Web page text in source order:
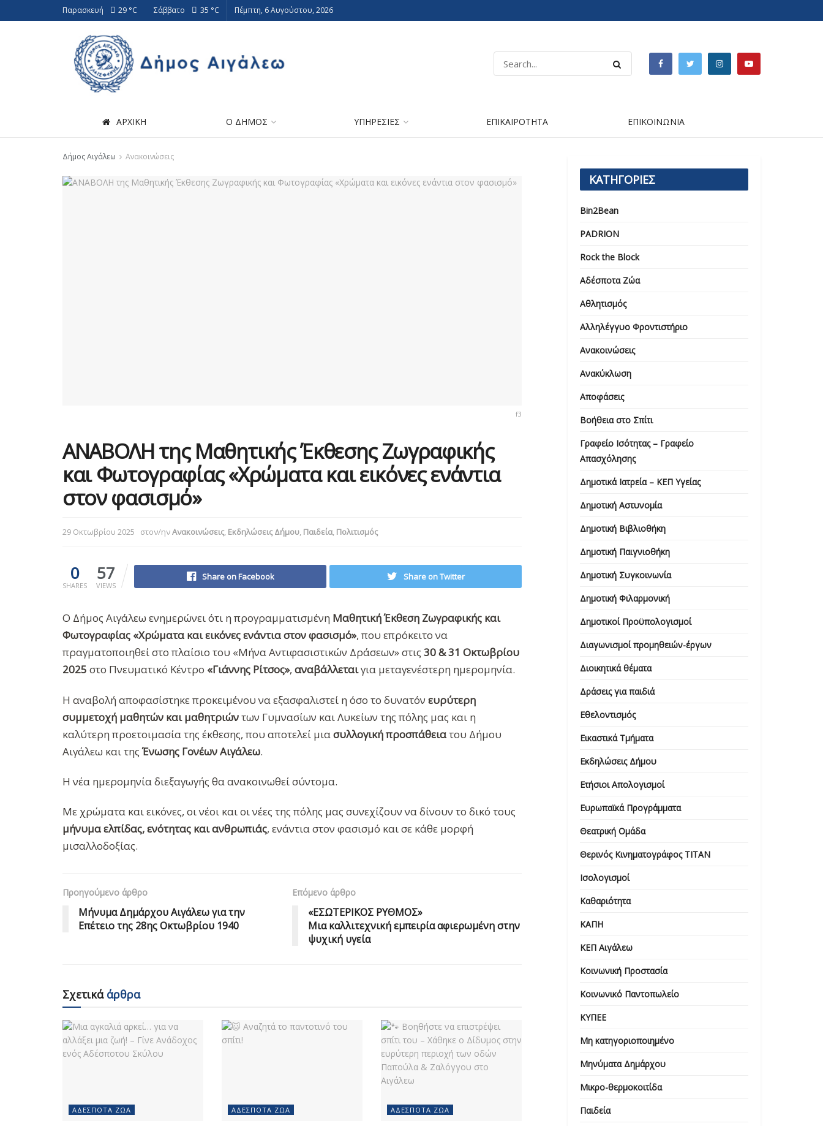
Παρασκευή 29 °C Σάββατο 35 °C Πέμπτη, 6 Αυγούστου, 2026
ΑΡΧΙΚΗ Ο ΔΗΜΟΣ ΥΠΗΡΕΣΙΕΣ ΕΠΙΚΑΙΡΟΤΗΤΑ ΕΠΙΚΟΙΝΩΝΙΑ
Δήμος Αιγάλεω Ανακοινώσεις
f3
ΑΝΑΒΟΛΗ της Μαθητικής Έκθεσης Ζωγραφικής
και Φωτογραφίας «Χρώματα και εικόνες ενάντια
στον φασισμό»
29 Οκτωβρίου 2025 στον/ηνΑνακοινώσεις, Εκδηλώσεις Δήμου, Παιδεία, Πολιτισμός
0
SHARES
57
VIEWS
Share on Facebook Share on Twitter
Ο Δήμος Αιγάλεω ενημερώνει ότι η προγραμματισμένη Μαθητική Έκθεση Ζωγραφικής και
Φωτογραφίας «Χρώματα και εικόνες ενάντια στον φασισμό», που επρόκειτο να
πραγματοποιηθεί στο πλαίσιο του «Μήνα Αντιφασιστικών Δράσεων» στις 30 & 31 Οκτωβρίου
2025 στο Πνευματικό Κέντρο «Γιάννης Ρίτσος», αναβάλλεταιγια μεταγενέστερη ημερομηνία.
Η αναβολή αποφασίστηκε προκειμένου να εξασφαλιστεί η όσο το δυνατόν ευρύτερη
συμμετοχή μαθητών και μαθητριώντων Γυμνασίων και Λυκείων της πόλης μας και η
καλύτερη προετοιμασία της έκθεσης, που αποτελεί μιασυλλογική προσπάθειατου Δήμου
Αιγάλεω και τηςΈνωσης Γονέων Αιγάλεω.
Η νέα ημερομηνία διεξαγωγής θα ανακοινωθεί σύντομα.
Με χρώματα και εικόνες, οι νέοι και οι νέες της πόλης μας συνεχίζουν να δίνουν το δικό τους
μήνυμα ελπίδας, ενότητας και ανθρωπιάς, ενάντια στον φασισμό και σε κάθε μορφή
μισαλλοδοξίας.
Προηγούμενο άρθρο
Μήνυμα Δημάρχου Αιγάλεω για την
Επέτειο της 28ης Οκτωβρίου 1940
Επόμενο άρθρο
«ΕΣΩΤΕΡΙΚΟΣ ΡΥΘΜΟΣ»
Μια καλλιτεχνική εμπειρία αφιερωμένη στην
ψυχική υγεία
Σχετικάάρθρα
ΑΔΈΣΠΟΤΑ ΖΏΑ ΑΔΈΣΠΟΤΑ ΖΏΑ ΑΔΈΣΠΟΤΑ ΖΏΑ
ΚΑΤΗΓΟΡΙΕΣ
Bin2Bean
PADRION
Rock the Block
Αδέσποτα Ζώα
Αθλητισμός
Αλληλέγγυο Φροντιστήριο
Ανακοινώσεις
Ανακύκλωση
Αποφάσεις
Βοήθεια στο Σπίτι
Γραφείο Ισότητας – Γραφείο
Απασχόλησης
Δημοτικά Ιατρεία – ΚΕΠ Υγείας
Δημοτική Αστυνομία
Δημοτική Βιβλιοθήκη
Δημοτική Παιγνιοθήκη
Δημοτική Συγκοινωνία
Δημοτική Φιλαρμονική
Δημοτικοί Προϋπολογισμοί
Διαγωνισμοί προμηθειών-έργων
Διοικητικά θέματα
Δράσεις για παιδιά
Εθελοντισμός
Εικαστικά Τμήματα
Εκδηλώσεις Δήμου
Ετήσιοι Απολογισμοί
Ευρωπαϊκά Προγράμματα
Θεατρική Ομάδα
Θερινός Κινηματογράφος ΤΙΤΑΝ
Ισολογισμοί
Καθαριότητα
ΚΑΠΗ
ΚΕΠ Αιγάλεω
Κοινωνική Προστασία
Κοινωνικό Παντοπωλείο
ΚΥΠΕΕ
Μη κατηγοριοποιημένο
Μηνύματα Δημάρχου
Μικρο-θερμοκοιτίδα
Παιδεία